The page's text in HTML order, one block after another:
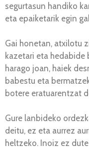
segurtasun handiko
eta epaiketarik egin
Gai honetan, atxilotu
kazetari eta
harago joan, haiek
babestu eta
botere eratuarentzat
Gure lanbideko
deitu, ez eta aurrez
heltzeko. Inoiz ez